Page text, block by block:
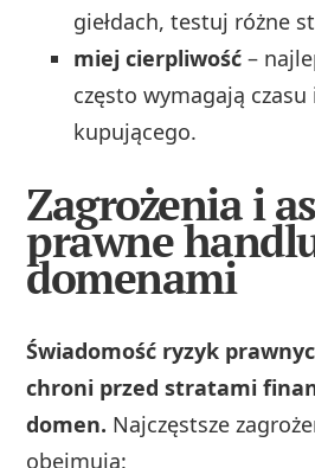
giełdach, testuj różne
miej cierpliwość –
często wymagają czasu
kupującego.
Zagrożenia i
prawne
domenami
Świadomość ryzyk
chroni przed stratami
domen. Najczęstsze
obejmują: